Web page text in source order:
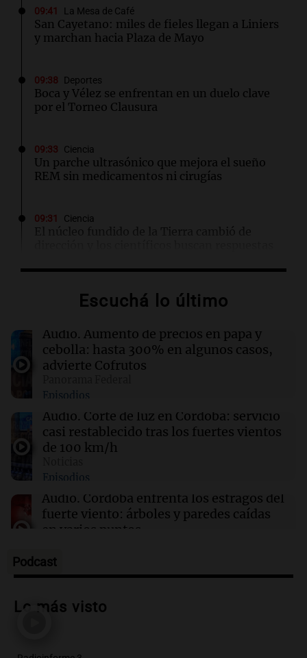
09:41 La Mesa de Café
San Cayetano: miles de fieles llegan a Liniers
y marchan hacia Plaza de Mayo
09:38 Deportes
Boca y Vélez se enfrentan en un duelo clave
por el Torneo Clausura
09:33 Ciencia
Un parche ultrasónico que mejora el sueño
REM sin medicamentos ni cirugías
09:31 Ciencia
El núcleo fundido de la Tierra cambió de
Rosario Central busca otro golpe ante Aldosivi
09:26 Mundo
Perú y México restablecen relaciones
Siempre Juntos Rosario
Detuvieron al hijo de Fran Riquelme tras un
operativo con 10 allanamientos en Rosario
Escuchá lo último
Audio. Aumento de precios en papa y
cebolla: hasta 300% en algunos casos,
advierte Cofrutos
Episodios
Audio. Corte de luz en Córdoba: servicio
casi restablecido tras los fuertes vientos
de 100 km/h
Episodios
Audio. Córdoba enfrenta los estragos del
fuerte viento: árboles y paredes caídas
en varios puntos
Episodios
Audio.La peregrinación de San
agradecimiento
Podcast
Lo más visto